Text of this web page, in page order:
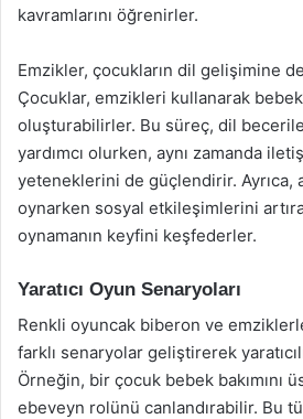
kavramlarını öğrenirler.
Emzikler, çocukların dil gelişimine
Çocuklar, emzikleri kullanarak
oluşturabilirler. Bu süreç, dil
yardımcı olurken, aynı zamanda
yeteneklerini de güçlendirir. Ayrıca,
oynarken sosyal etkileşimlerini
oynamanın keyfini keşfederler.
Yaratıcı Oyun Senaryoları
Renkli oyuncak biberon ve
farklı senaryolar geliştirerek
Örneğin, bir çocuk bebek bakımını
ebeveyn rolünü canlandırabilir. Bu